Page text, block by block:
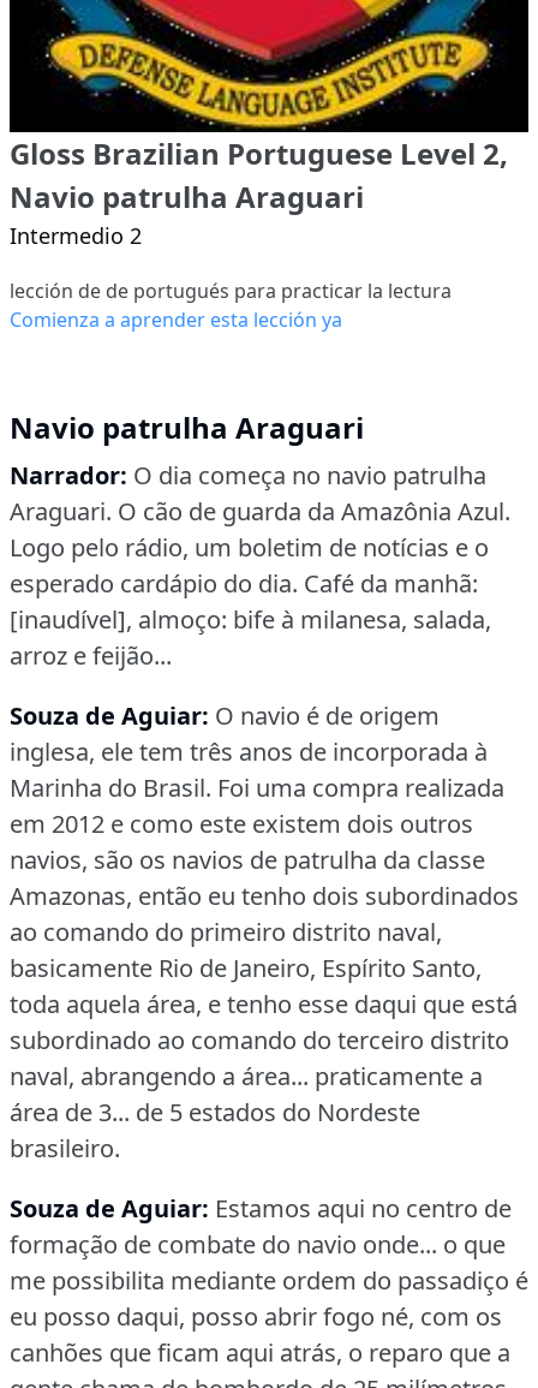
Gloss Brazilian Portuguese Level 2,
Navio patrulha Araguari
Intermedio 2
lección de de portugués para practicar la lectura
Comienza a aprender esta lección ya
Navio patrulha Araguari
Narrador: O dia começa no navio patrulha
Araguari. O cão de guarda da Amazônia Azul.
Logo pelo rádio, um boletim de notícias e o
esperado cardápio do dia. Café da manhã:
[inaudível], almoço: bife à milanesa, salada,
arroz e feijão...
Souza de Aguiar: O navio é de origem
inglesa, ele tem três anos de incorporada à
Marinha do Brasil. Foi uma compra realizada
em 2012 e como este existem dois outros
navios, são os navios de patrulha da classe
Amazonas, então eu tenho dois subordinados
ao comando do primeiro distrito naval,
basicamente Rio de Janeiro, Espírito Santo,
toda aquela área, e tenho esse daqui que está
subordinado ao comando do terceiro distrito
naval, abrangendo a área... praticamente a
área de 3... de 5 estados do Nordeste
brasileiro.
Souza de Aguiar: Estamos aqui no centro de
formação de combate do navio onde... o que
me possibilita mediante ordem do passadiço é
eu posso daqui, posso abrir fogo né, com os
canhões que ficam aqui atrás, o reparo que a